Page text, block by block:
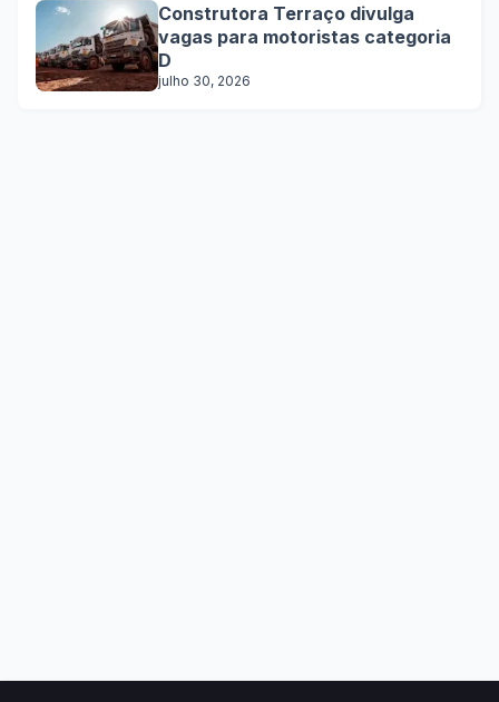
Construtora Terraço divulga
vagas para motoristas categoria
D
julho 30, 2026